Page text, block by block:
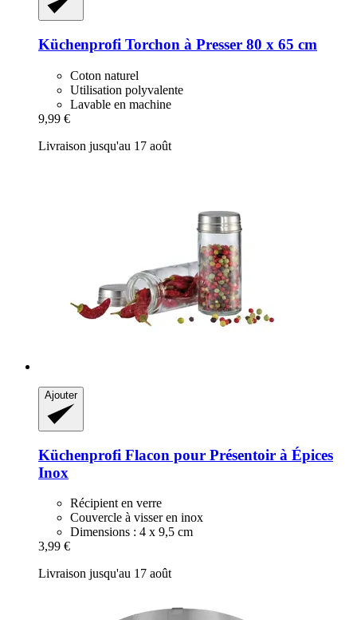
Küchenprofi Torchon à Presser 80 x 65 cm
Coton naturel
Utilisation polyvalente
Lavable en machine
9,99 €
Livraison jusqu'au 17 août
Ajouter
Küchenprofi Flacon pour Présentoir à Épices
Inox
Récipient en verre
Couvercle à visser en inox
Dimensions : 4 x 9,5 cm
3,99 €
Livraison jusqu'au 17 août